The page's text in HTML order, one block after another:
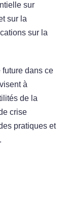
sur
sur la
sur la
dans ce
à
de la
crise
pratiques et